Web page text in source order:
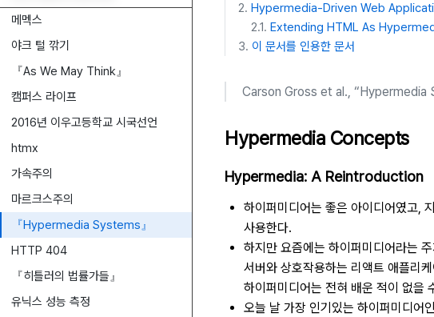
메멕스
야크 털 깎기
『As We May Think』
캠퍼스 라이프
2016년 이우고등학교 시국선언
htmx
가속주의
마르크스주의
『Hypermedia Systems』
HTTP 404
『히틀러의 법률가들』
유닉스 성능 측정
Hypermedia-Driven Web
Extending HTML As
이 문서를 인용한 문서
Carson Gross et al., “Hypermedia
Hypermedia Concepts
Hypermedia: A Reintroduction
하이퍼미디어는 좋은 아이디어였고,
사용한다.
하지만 요즘에는 하이퍼미디어라는
서버와 상호작용하는 리액트 애플리
하이퍼미디어는 전혀 배운 적이 없을
오늘 날 가장 인기있는 하이퍼미디어